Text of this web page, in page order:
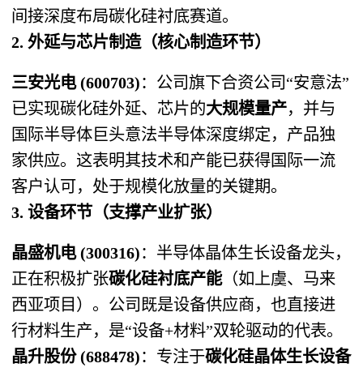
间接深度布局碳化硅衬底赛道。
2. 外延与芯片制造（核心制造环节）
三安光电 (600703)：公司旗下合资公司“安意法”
已实现碳化硅外延、芯片的大规模量产，并与
国际半导体巨头意法半导体深度绑定，产品独
家供应。这表明其技术和产能已获得国际一流
客户认可，处于规模化放量的关键期。
3. 设备环节（支撑产业扩张）
晶盛机电 (300316)：半导体晶体生长设备龙头，
正在积极扩张碳化硅衬底产能（如上虞、马来
西亚项目）。公司既是设备供应商，也直接进
行材料生产，是“设备+材料”双轮驱动的代表。
晶升股份 (688478)：专注于碳化硅晶体生长设备